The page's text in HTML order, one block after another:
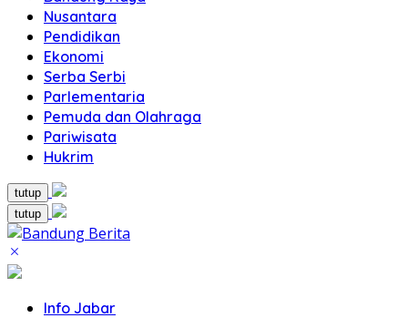
Nusantara
Pendidikan
Ekonomi
Serba Serbi
Parlementaria
Pemuda dan Olahraga
Pariwisata
Hukrim
tutup
tutup
Info Jabar